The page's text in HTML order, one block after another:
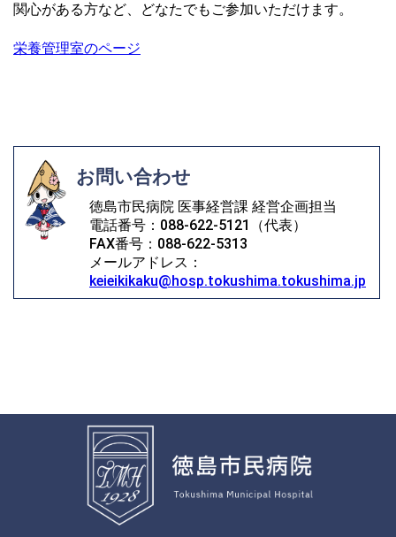
関心がある方など、どなたでもご参加いただけます。
栄養管理室のページ
お問い合わせ
徳島市民病院 医事経営課 経営企画担当
電話番号：088-622-5121（代表）
FAX番号：088-622-5313
メールアドレス：
keieikikaku@hosp.tokushima.tokushima.jp